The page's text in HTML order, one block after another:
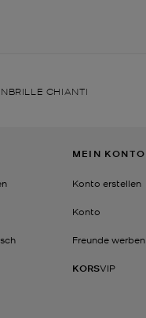
CHIANTI
MEIN KONTO
Konto erstellen
Konto
Freunde werben
KORSVIP